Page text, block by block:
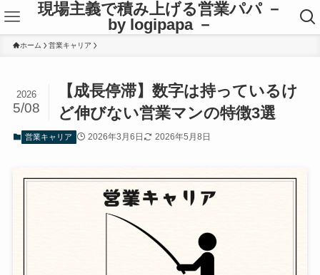
現場主義で積み上げる営業パパ －
by logipapa －
ホーム 営業キャリア
【成長停滞】数字は持っているけ
ど伸びない営業マンの特徴3選
2026
5/08
営業キャリア 2026年3月6日 2026年5月8日